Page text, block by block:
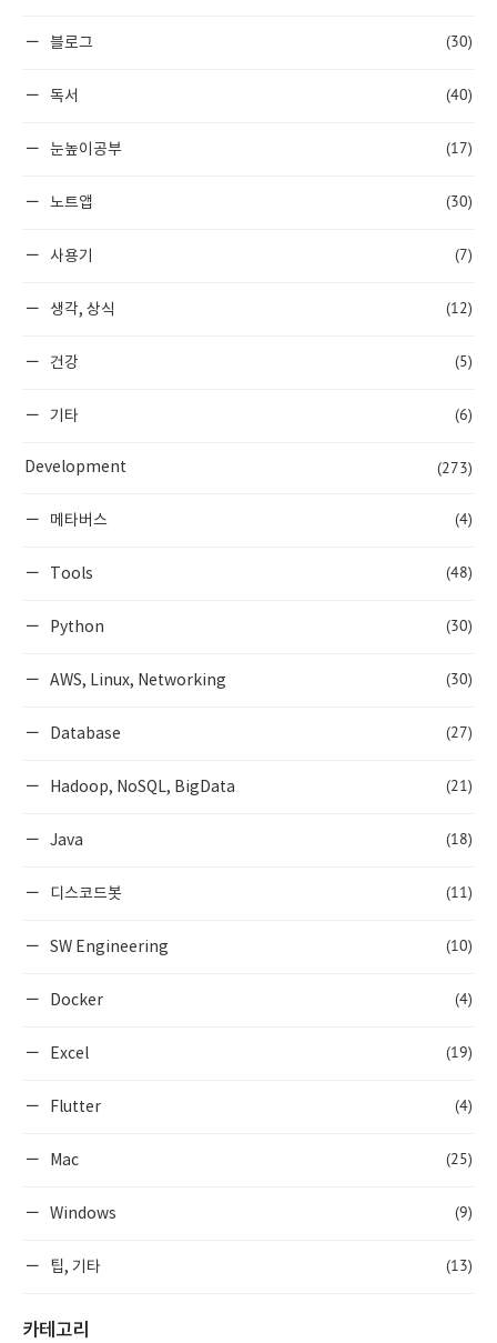
블로그 (30)
독서 (40)
눈높이공부 (17)
노트앱 (30)
사용기 (7)
생각, 상식 (12)
건강 (5)
기타 (6)
Development (273)
메타버스 (4)
Tools (48)
Python (30)
AWS, Linux, Networking (30)
Database (27)
Hadoop, NoSQL, BigData (21)
Java (18)
디스코드봇 (11)
SW Engineering (10)
Docker (4)
Excel (19)
Flutter (4)
Mac (25)
Windows (9)
팁, 기타 (13)
카테고리